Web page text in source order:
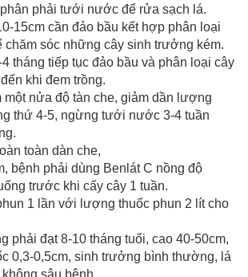
phải tưới nước để rửa sạch lá.
15cm cần đảo bầu kết hợp phân loại
chăm sóc những cây sinh trưởng kém.
tháng tiếp tục đảo bầu và phân loại cây
khi đem trồng.
một nửa độ tàn che, giảm dần lượng
thứ 4-5, ngừng tưới nước 3-4 tuần
toàn dàn che,
bệnh phải dùng Benlát C nồng độ
trước khi cấy cây 1 tuần.
1 lần với lượng thuốc phun 2 lít cho
phải đạt 8-10 tháng tuổi, cao 40-50cm,
0,3-0,5cm, sinh trưởng bình thường, lá